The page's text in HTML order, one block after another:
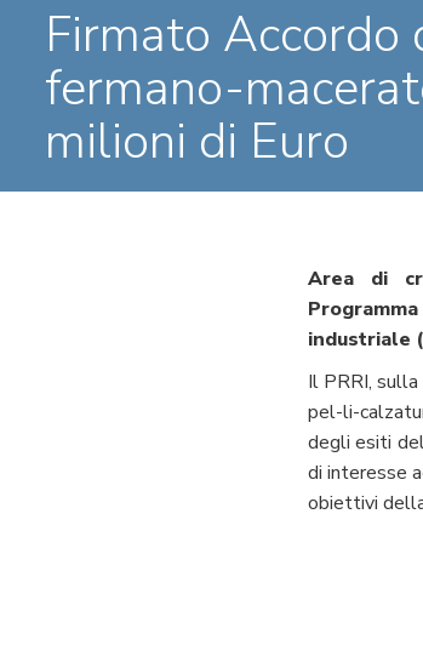
Firmato Accordo
fermano-
milioni di Euro
Area di
industriale
Il PRRI,
pel-li-
degli esiti
di interesse
obiettivi